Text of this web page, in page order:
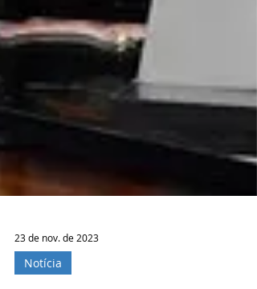
23 de nov. de 2023